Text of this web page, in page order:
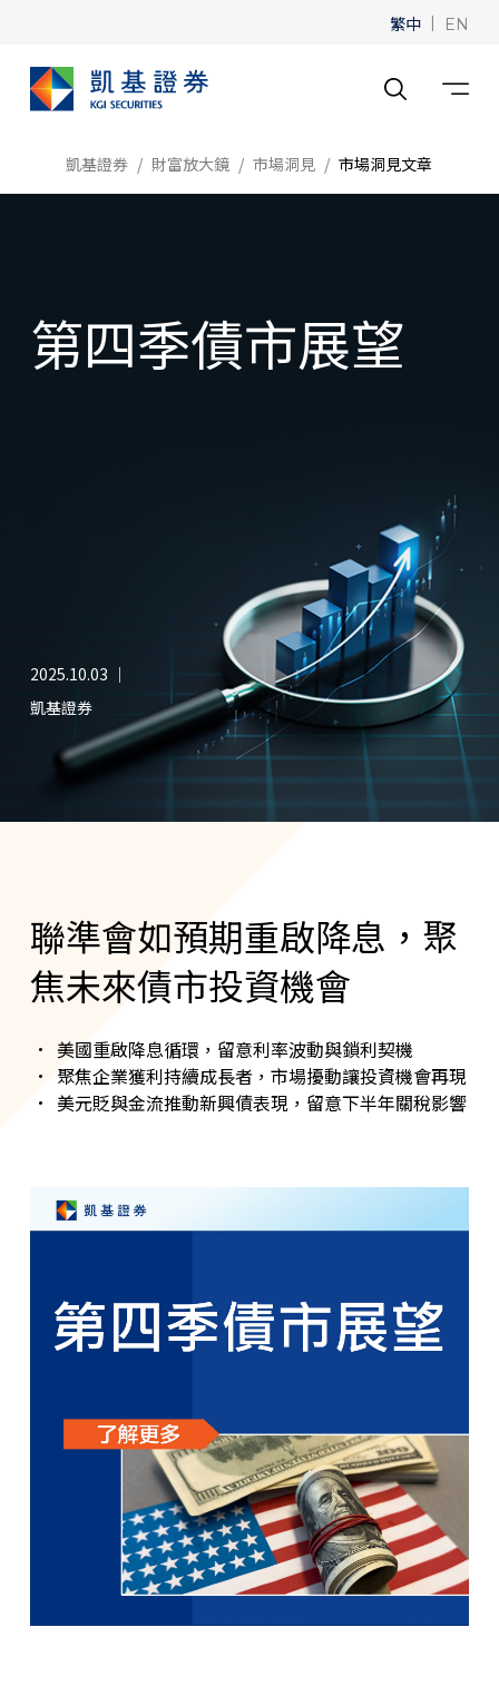
繁中 | EN
凱基證券 財富放大鏡 市場洞見 市場洞見文章
第四季債市展望
2025.10.03 ｜
凱基證券
聯準會如預期重啟降息，聚
焦未來債市投資機會
美國重啟降息循環，留意利率波動與鎖利契機
聚焦企業獲利持續成長者，市場擾動讓投資機會再現
美元貶與金流推動新興債表現，留意下半年關稅影響